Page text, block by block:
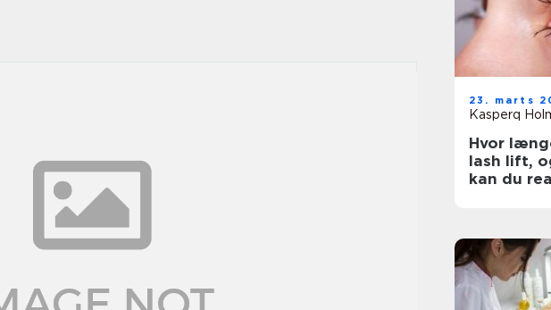
23. marts
Kasperq
Hvor
lash lift,
kan du